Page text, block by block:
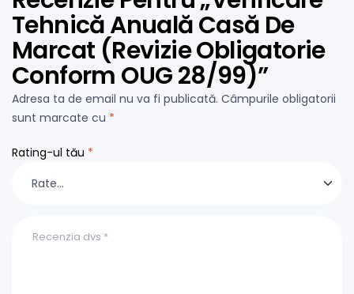
Tehnică Anuală Casă De
Marcat (Revizie Obligatorie
Conform OUG 28/99)”
Adresa ta de email nu va fi publicată. Câmpurile obligatorii
sunt marcate cu *
Rating-ul tău *